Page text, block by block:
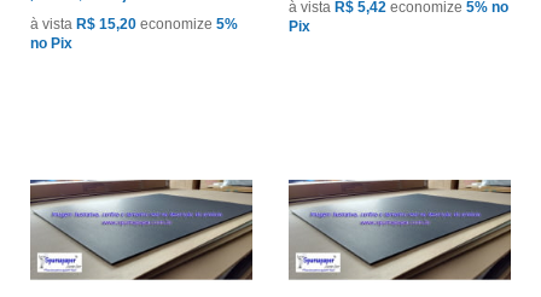
à vista R$ 15,20 economize 5%
no Pix
à vista R$ 5,42 economize 5% no
Pix